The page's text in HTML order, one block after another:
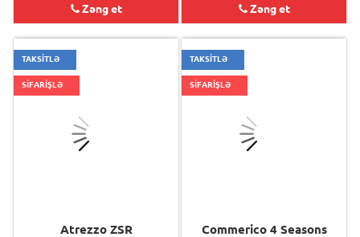
Zəng et Zəng et
TAKSİTLƏ
SİFARİŞLƏ
Atrezzo ZSR
TAKSİTLƏ
SİFARİŞLƏ
Commerico 4 Seasons